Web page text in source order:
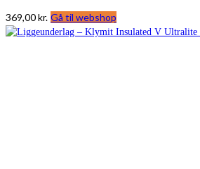
369,00kr. Gå til webshop